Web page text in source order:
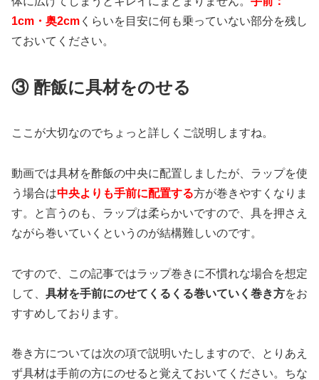
1cm・奥2cm くらいを目安に何も乗っていない部分を残し
ておいてください。
③ 酢飯に具材をのせる
ここが大切なのでちょっと詳しくご説明しますね。
動画では具材を酢飯の中央に配置しましたが、ラップを使
う場合は中央よりも手前に配置する方が巻きやすくなりま
す。と言うのも、ラップは柔らかいですので、具を押さえ
ながら巻いていくというのが結構難しいのです。
ですので、この記事ではラップ巻きに不慣れな場合を想定
して、 具材を手前にのせてくるくる巻いていく巻き方をお
すすめしております。
巻き方については次の項で説明いたしますので、とりあえ
ず具材は手前の方にのせると覚えておいてください。ちな